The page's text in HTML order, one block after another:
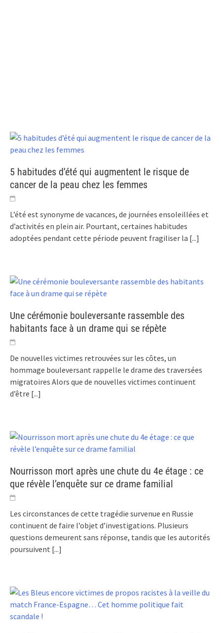
5 habitudes d’été qui augmentent le risque de
cancer de la peau chez les femmes
L’été est synonyme de vacances, de journées ensoleillées et
d’activités en plein air. Pourtant, certaines habitudes
adoptées pendant cette période peuvent fragiliser la [...]
Une cérémonie bouleversante rassemble des
habitants face à un drame qui se répète
De nouvelles victimes retrouvées sur les côtes, un
hommage bouleversant rappelle le drame des traversées
migratoires Alors que de nouvelles victimes continuent
d’être [...]
Nourrisson mort après une chute du 4e étage : ce
que révèle l’enquête sur ce drame familial
Les circonstances de cette tragédie survenue en Russie
continuent de faire l’objet d’investigations. Plusieurs
questions demeurent sans réponse, tandis que les autorités
poursuivent [...]